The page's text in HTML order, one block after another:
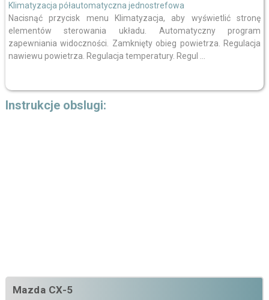
Klimatyzacja półautomatyczna jednostrefowa
Nacisnąć przycisk menu Klimatyzacja, aby wyświetlić stronę
elementów sterowania układu. Automatyczny program
zapewniania widoczności. Zamknięty obieg powietrza. Regulacja
nawiewu powietrza. Regulacja temperatury. Regul ...
Instrukcje obslugi:
Mazda CX-5